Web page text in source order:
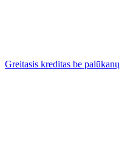
Greitasis kreditas be palūkanų